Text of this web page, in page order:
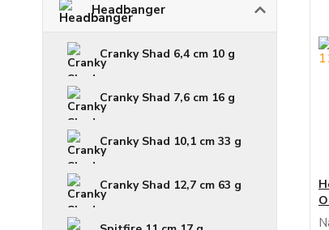
Headbanger
Cranky Shad 6,4 cm 10 g
Cranky Shad 7,6 cm 16 g
Cranky Shad 10,1 cm 33 g
Cranky Shad 12,7 cm 63 g